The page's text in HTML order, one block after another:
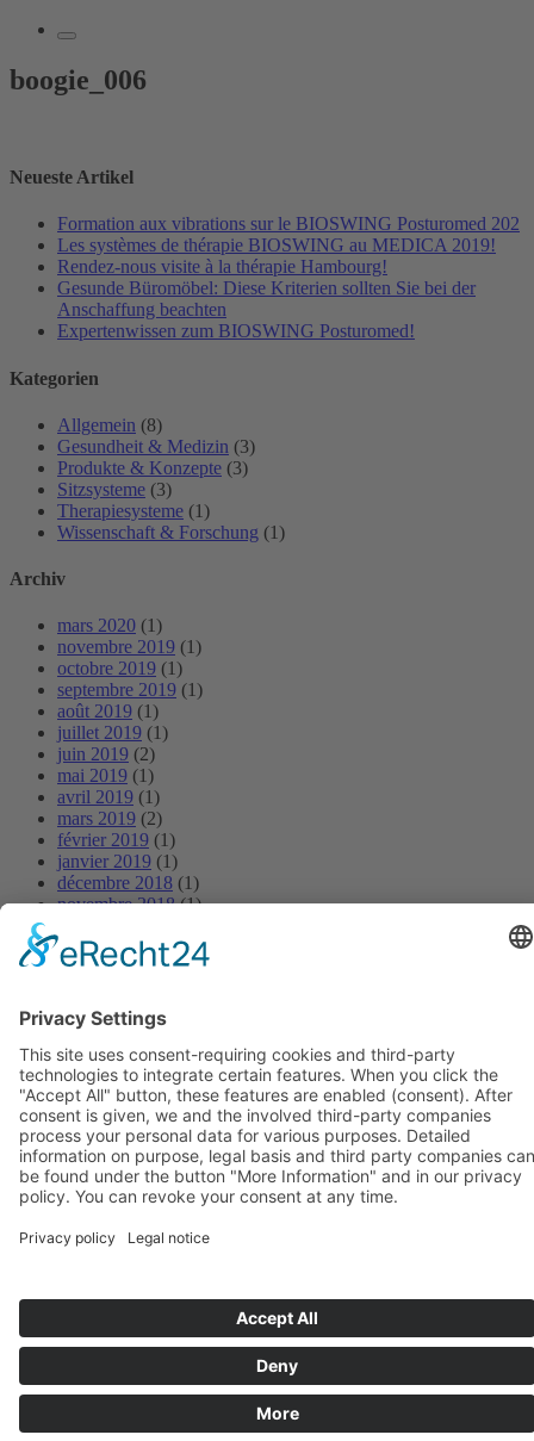
boogie_006
Neueste Artikel
Formation aux vibrations sur le BIOSWING Posturomed 202
Les systèmes de thérapie BIOSWING au MEDICA 2019!
Rendez-nous visite à la thérapie Hambourg!
Gesunde Büromöbel: Diese Kriterien sollten Sie bei der
Anschaffung beachten
Expertenwissen zum BIOSWING Posturomed!
Kategorien
Allgemein (8)
Gesundheit & Medizin (3)
Produkte & Konzepte (3)
Sitzsysteme (3)
Therapiesysteme (1)
Wissenschaft & Forschung (1)
Archiv
mars 2020 (1)
novembre 2019 (1)
octobre 2019 (1)
septembre 2019 (1)
août 2019 (1)
juillet 2019 (1)
juin 2019 (2)
mai 2019 (1)
avril 2019 (1)
mars 2019 (2)
février 2019 (1)
janvier 2019 (1)
décembre 2018 (1)
novembre 2018(1)
septembre 2018(1)
août 2018(1)
juin 2018(1)
mai 2018
(1)
avril 2018(1)
mars 2018(1)
février 2018(1)
janvier 2018 (1)
Systèmes d’assise de BIOSWING
Systèmes thérapeutiques de BIOSWING
Systèmes d’entraînement de BIOSWING
Mentions légales